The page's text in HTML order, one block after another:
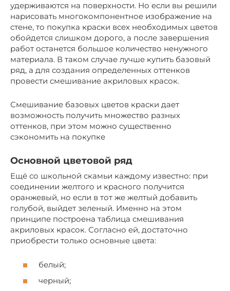
удерживаются на поверхности. Но если вы решили
нарисовать многокомпонентное изображение на
стене, то покупка краски всех необходимых цветов
обойдется слишком дорого, а после завершения
работ останется большое количество ненужного
материала. В таком случае лучше купить базовый
ряд, а для создания определенных оттенков
провести смешивание акриловых красок.
Смешивание базовых цветов краски дает
возможность получить множество разных
оттенков, при этом можно существенно
сэкономить на покупке
Основной цветовой ряд
Ещё со школьной скамьи каждому известно: при
соединении желтого и красного получится
оранжевый, но если в тот же желтый добавить
голубой, выйдет зеленый. Именно на этом
принципе построена таблица смешивания
акриловых красок. Согласно ей, достаточно
приобрести только основные цвета:
белый;
черный;